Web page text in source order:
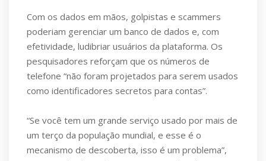
Com os dados em mãos, golpistas e scammers
poderiam gerenciar um banco de dados e, com
efetividade, ludibriar usuários da plataforma. Os
pesquisadores reforçam que os números de
telefone “não foram projetados para serem usados
como identificadores secretos para contas”.
“Se você tem um grande serviço usado por mais de
um terço da população mundial, e esse é o
mecanismo de descoberta, isso é um problema”,